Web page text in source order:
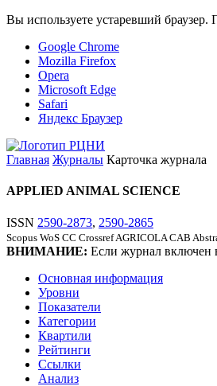
Вы используете устаревший браузер.
Google Chrome
Mozilla Firefox
Opera
Microsoft Edge
Safari
Яндекс Браузер
Главная Журналы Карточка журнала
APPLIED ANIMAL SCIENCE
ISSN 2590-2873, 2590-2865
Scopus WoS CC Crossref AGRICOLA CAB
ВНИМАНИЕ: Если журнал включен
Основная информация
Уровни
Показатели
Категории
Квартили
Рейтинги
Ссылки
Анализ